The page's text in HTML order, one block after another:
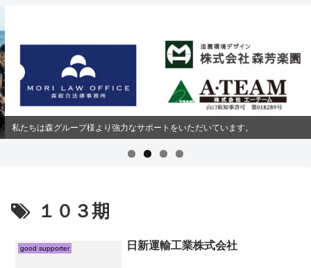
私たちは森グループ様より強力なサポートをいただいています。
１０３期
good supporter 日新運輸工業株式会社